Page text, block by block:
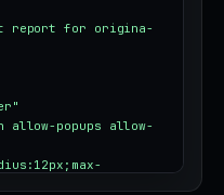
report for origina-
allow-popups allow-